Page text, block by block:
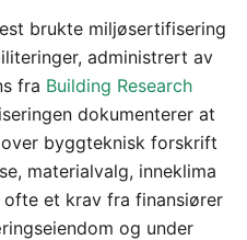
brukte miljøsertifisering
administrert av
fra Building Research
dokumenterer at
byggteknisk forskrift
materialvalg, inneklima
ofte et krav fra finansiører
og under